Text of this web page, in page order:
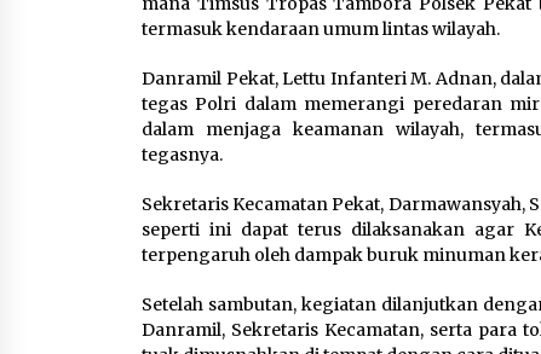
termasuk kendaraan umum lintas wilayah.
Danramil Pekat, Lettu Infanteri M. Adnan,
tegas Polri dalam memerangi peredaran
dalam menjaga keamanan wilayah,
tegasnya.
Sekretaris Kecamatan Pekat, Darmawansyah,
seperti ini dapat terus dilaksanakan agar
terpengaruh oleh dampak buruk minuman
Setelah sambutan, kegiatan dilanjutkan
Danramil, Sekretaris Kecamatan, serta para